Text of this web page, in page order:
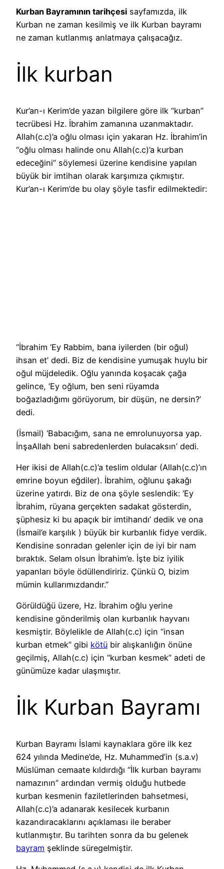
Kurban Bayramının tarihçesi sayfamızda, ilk
Kurban ne zaman kesilmiş ve ilk Kurban bayramı
ne zaman kutlanmış anlatmaya çalışacağız.
İlk kurban
Kur’an-ı Kerim’de yazan bilgilere göre ilk “kurban”
tecrübesi Hz. İbrahim zamanına uzanmaktadır.
Allah(c.c)’a oğlu olması için yakaran Hz. İbrahim’in
“oğlu olması halinde onu Allah(c.c)’a kurban
edeceğini” söylemesi üzerine kendisine yapılan
büyük bir imtihan olarak karşımıza çıkmıştır.
Kur’an-ı Kerim’de bu olay şöyle tasfir edilmektedir:
“İbrahim ‘Ey Rabbim, bana iyilerden (bir oğul)
ihsan et’ dedi. Biz de kendisine yumuşak huylu bir
oğul müjdeledik. Oğlu yanında koşacak çağa
gelince, ‘Ey oğlum, ben seni rüyamda
boğazladığımı görüyorum, bir düşün, ne dersin?’
dedi.
(İsmail) ‘Babacığım, sana ne emrolunuyorsa yap.
İnşaAllah beni sabredenlerden bulacaksın’ dedi.
Her ikisi de Allah(c.c)’a teslim oldular (Allah(c.c)’ın
emrine boyun eğdiler). İbrahim, oğlunu şakağı
üzerine yatırdı. Biz de ona şöyle seslendik: ‘Ey
İbrahim, rüyana gerçekten sadakat gösterdin,
şüphesiz ki bu apaçık bir imtihandı’ dedik ve ona
(İsmail’e karşılık ) büyük bir kurbanlık fidye verdik.
Kendisine sonradan gelenler için de iyi bir nam
bıraktık. Selam olsun İbrahim’e. İşte biz iyilik
yapanları böyle ödüllendiririz. Çünkü O, bizim
mümin kullarımızdandır.”
Görüldüğü üzere, Hz. İbrahim oğlu yerine
kendisine gönderilmiş olan kurbanlık hayvanı
kesmiştir. Böylelikle de Allah(c.c) için “insan
kurban etmek” gibi kötü bir alışkanlığın önüne
geçilmiş, Allah(c.c) için “kurban kesmek” adeti de
günümüze kadar ulaşmıştır.
İlk Kurban Bayramı
Kurban Bayramı İslami kaynaklara göre ilk kez
624 yılında Medine’de, Hz. Muhammed’in (s.a.v)
Müslüman cemaate kıldırdığı “İlk kurban bayramı
namazının” ardından vermiş olduğu hutbede
kurban kesmenin faziletlerinden bahsetmesi,
Allah(c.c)’a adanarak kesilecek kurbanın
kazandıracaklarını açıklaması ile beraber
kutlanmıştır. Bu tarihten sonra da bu gelenek
bayram şeklinde süregelmiştir.